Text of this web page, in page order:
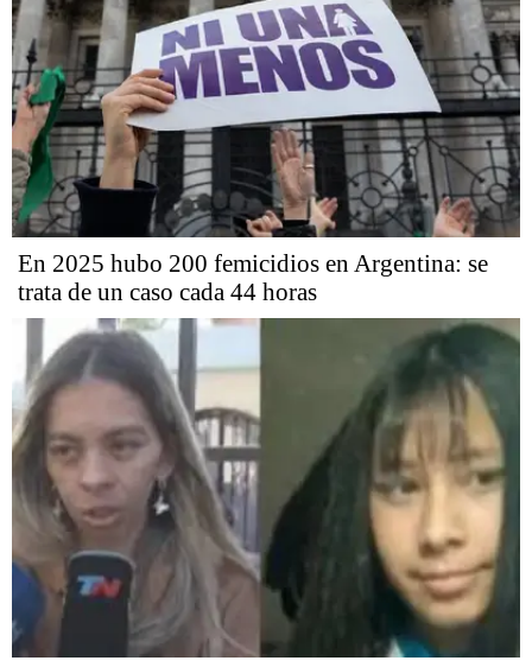
En 2025 hubo 200 femicidios en Argentina: se
trata de un caso cada 44 horas